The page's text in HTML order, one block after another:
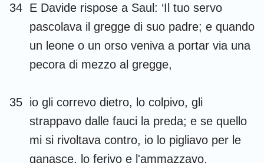
34 E Davide rispose a Saul: ‘Il tuo servo
pascolava il gregge di suo padre; e quando
un leone o un orso veniva a portar via una
pecora di mezzo al gregge,
35 io gli correvo dietro, lo colpivo, gli
strappavo dalle fauci la preda; e se quello
mi si rivoltava contro, io lo pigliavo per le
ganasce, lo ferivo e l'ammazzavo.